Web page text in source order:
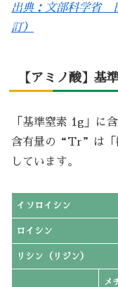
出典：文部科学省
訂）
【アミノ酸】基
「基準窒素 1g」に
含有量の“Tr”は「
しています。
イソロイシン
ロイシン
リシン（リジン）
メ